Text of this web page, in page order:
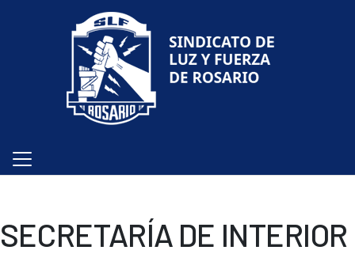
SECRETARÍA DE INTERIOR